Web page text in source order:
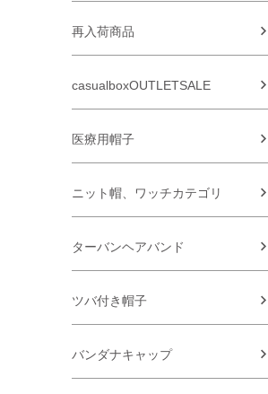
再入荷商品
casualboxOUTLETSALE
医療用帽子
ニット帽、ワッチカテゴリ
ターバンヘアバンド
ツバ付き帽子
バンダナキャップ